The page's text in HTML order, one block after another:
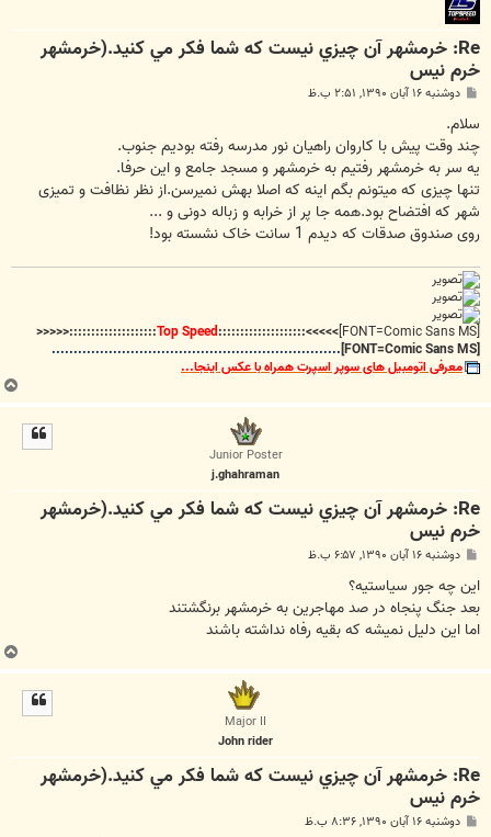
Re: خرمشهر آن چيزي نيست که شما فکر مي کنيد.(خرمشهر
خرم نیس
پ
ت
دوشنبه ۱۶ آبان ۱۳۹۰, ۲:۵۱ ب.ظ
سلام.
چند وقت پیش با کاروان راهیان نور مدرسه رفته بودیم جنوب.
یه سر به خرمشهر رفتیم به خرمشهر و مسجد جامع و این حرفا.
تنها چیزی که میتونم بگم اینه که اصلا بهش نمیرسن.از نظر نظافت و تمیزی
شهر که افتضاح بود.همه جا پر از خرابه و زباله دونی و ...
روی صندوق صدقات که دیدم 1 سانت خاک نشسته بود!
>>>>>::::::::::::::::::::
Top Speed
::::::::::::::::::::<<<<<
..................................................................
معرفی اتومبیل های سوپر اسپرت همراه با عکس اینجا...
ب
ا
Junior Poster
j.ghahraman
Re: خرمشهر آن چيزي نيست که شما فکر مي کنيد.(خرمشهر
خرم نیس
پ
ت
دوشنبه ۱۶ آبان ۱۳۹۰, ۶:۵۷ ب.ظ
این چه جور سیاستیه؟
بعد جنگ پنجاه در صد مهاجرین به خرمشهر برنگشتند
اما این دلیل نمیشه که بقیه رفاه نداشته باشند
ب
ا
Major II
John rider
Re: خرمشهر آن چيزي نيست که شما فکر مي کنيد.(خرمشهر
خرم نیس
پ دوشنبه ۱۶ آبان ۱۳۹۰, ۸:۳۶ ب.ظ